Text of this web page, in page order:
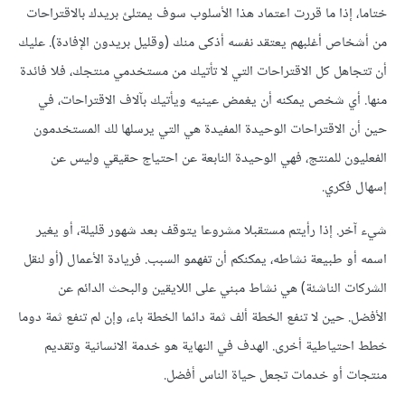
ختاما، إذا ما قررت اعتماد هذا الأسلوب سوف يمتلئ بريدك بالاقتراحات
من أشخاص أغلبهم يعتقد نفسه أذكى منك (وقليل بريدون الإفادة). عليك
أن تتجاهل كل الاقتراحات التي لا تأتيك من مستخدمي منتجك، فلا فائدة
منها. أي شخص يمكنه أن يغمض عينيه ويأتيك بآلاف الاقتراحات، في
حين أن الاقتراحات الوحيدة المفيدة هي التي يرسلها لك المستخدمون
الفعليون للمنتج، فهي الوحيدة النابعة عن احتياج حقيقي وليس عن
إسهال فكري.
شيء آخر. إذا رأيتم مستقبلا مشروعا يتوقف بعد شهور قليلة، أو يغير
اسمه أو طبيعة نشاطه، يمكنكم أن تفهمو السبب. فريادة الأعمال (أو لنقل
الشركات الناشئة) هي نشاط مبني على اللايقين والبحث الدائم عن
الأفضل. حين لا تنفع الخطة ألف ثمة دائما الخطة باء، وإن لم تنفع ثمة دوما
خطط احتياطية أخرى. الهدف في النهاية هو خدمة الانسانية وتقديم
منتجات أو خدمات تجعل حياة الناس أفضل.